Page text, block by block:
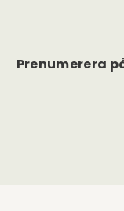
Prenumerera